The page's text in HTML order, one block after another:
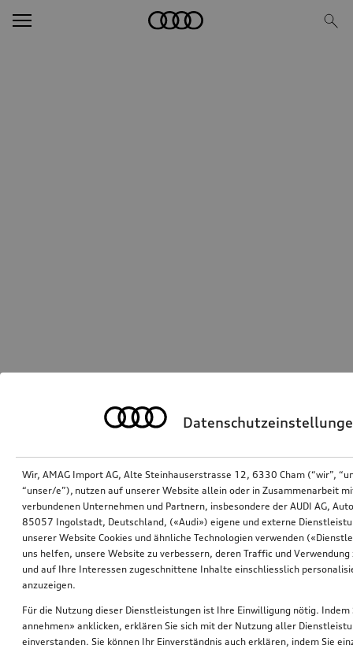
Wir, AMAG Import AG, Alte Steinhauserstrasse 12, 6330 Cham (“wir”,
“unser/e”), nutzen auf unserer Website allein oder in Zusammenarbeit
verbundenen Unternehmen und Partnern, insbesondere der AUDI AG,
85057 Ingolstadt, Deutschland, («Audi») eigene und externe
unserer Website Cookies und ähnliche Technologien verwenden
uns helfen, unsere Website zu verbessern, deren Traffic und Verwendung
und auf Ihre Interessen zugeschnittene Inhalte einschliesslich
anzuzeigen.
Für die Nutzung dieser Dienstleistungen ist Ihre Einwilligung nötig. Indem
annehmen» anklicken, erklären Sie sich mit der Nutzung aller
einverstanden. Sie können Ihr Einverständnis auch erklären, indem Sie